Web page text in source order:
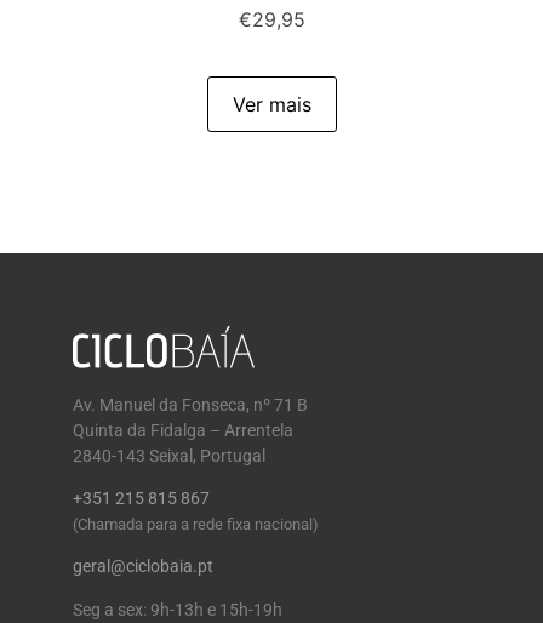
€29,95
Ver mais
Av. Manuel da Fonseca, nº 71 B
Quinta da Fidalga – Arrentela
2840-143 Seixal, Portugal
+351 215 815 867
(Chamada para a rede fixa nacional)
geral@ciclobaia.pt
Seg a sex: 9h-13h e 15h-19h